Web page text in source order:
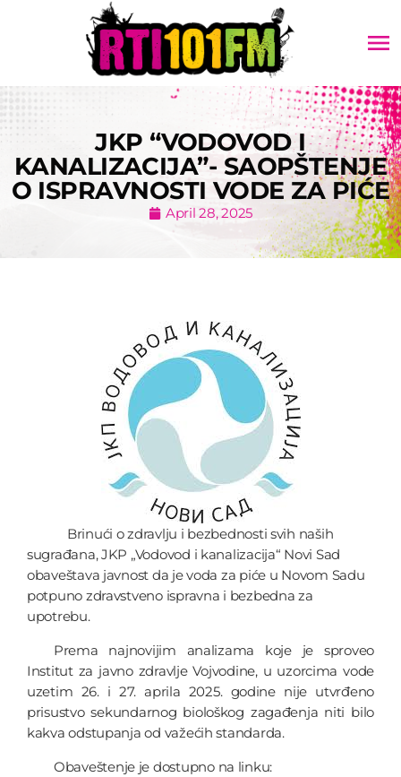
menu
JKP “VODOVOD I
KANALIZACIJA”- SAOPŠTENJE
O ISPRAVNOSTI VODE ZA PIĆE
April 28, 2025
Brinući o zdravlju i bezbednosti svih naših
sugrađana, JKP „Vodovod i kanalizacija“ Novi Sad
obaveštava javnost da je voda za piće u Novom Sadu
potpuno zdravstveno ispravna i bezbedna za
upotrebu.
Prema najnovijim analizama koje je sproveo
Institut za javno zdravlje Vojvodine, u uzorcima vode
uzetim 26. i 27. aprila 2025. godine nije utvrđeno
prisustvo sekundarnog biološkog zagađenja niti bilo
kakva odstupanja od važećih standarda.
Obaveštenje je dostupno na linku: